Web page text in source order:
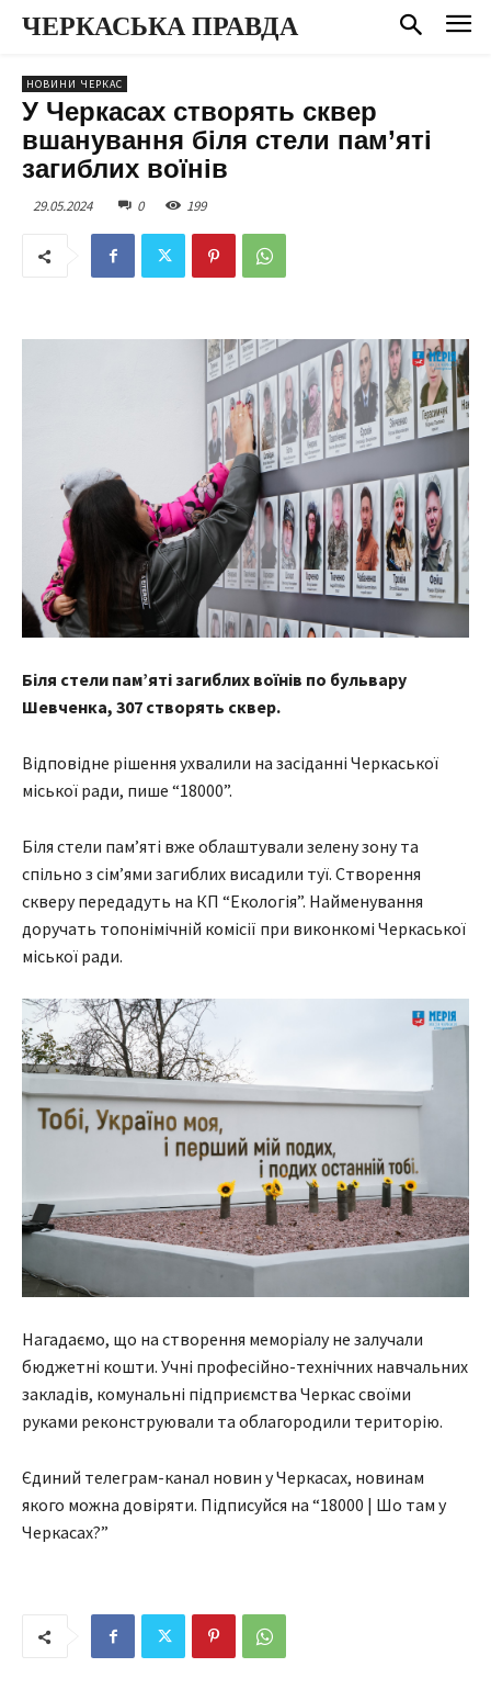
ЧЕРКАСЬКА ПРАВДА
НОВИНИ ЧЕРКАС
У Черкасах створять сквер
вшанування біля стели пам’яті
загиблих воїнів
29.05.2024 0 199
Біля стели пам’яті загиблих воїнів по бульвару
Шевченка, 307 створять сквер.
Відповідне рішення ухвалили на засіданні Черкаської
міської ради, пише “18000”.
Біля стели пам’яті вже облаштували зелену зону та
спільно з сім’ями загиблих висадили туї. Створення
скверу передадуть на КП “Екологія”. Найменування
доручать топонімічній комісії при виконкомі Черкаської
міської ради.
Нагадаємо, що на створення меморіалу не залучали
бюджетні кошти. Учні професійно-технічних навчальних
закладів, комунальні підприємства Черкас своїми
руками реконструювали та облагородили територію.
Єдиний телеграм-канал новин у Черкасах, новинам
якого можна довіряти. Підписуйся на “18000 | Шо там у
Черкасах?”